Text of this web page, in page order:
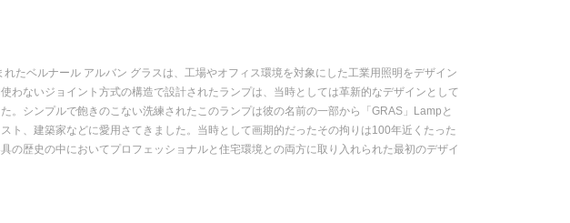
たベルナール アルバン グラスは、工場やオフィス環境を対象にした工業用照明をデザイン
わないジョイント方式の構造で設計されたランプは、当時としては革新的なデザインとして
。シンプルで飽きのこない洗練されたこのランプは彼の名前の一部から「GRAS」Lampと
ト、建築家などに愛用さてきました。当時として画期的だったその拘りは100年近くたった
の歴史の中においてプロフェッショナルと住宅環境との両方に取り入れられた最初のデザイ